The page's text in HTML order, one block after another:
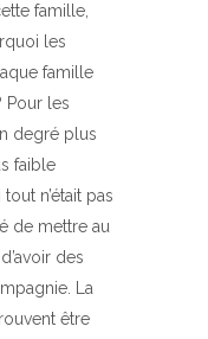
famille,
les
famille
Pour les
degré plus
faible
n’était pas
de mettre au
des
La
être